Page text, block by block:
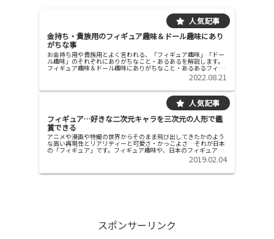
金持ち・貴族用のフィギュア趣味＆ドール趣味にあり
がちな事
お金持ち用や貴族用とよく言われる、「フィギュア趣味」「ドー
ル趣味」のそれぞれにありがちなこと・あるあるを解説します。
フィギュア趣味＆ドール趣味にありがちなこと・あるあるフィギ
ュア編フィギュアは・箱に丁寧に梱包されていて、封を解くのが
2022.08.21
フィギュア…好きな二次元キャラを三次元の人形で鑑
賞できる
アニメや漫画や特撮の世界からそのまま飛び出してきたかのよう
な高い再現性とリアリティーと可愛さ・かっこよさ…それが日本
の「フィギュア」です。フィギュア趣味や、日本のフィギュア業
界事情について調査したので、分かったことを報告します。フィ
2019.02.04
スポンサーリンク